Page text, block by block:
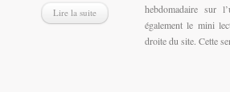
Lire la suite
hebdomadaire sur
également le mini
droite du site. Cette